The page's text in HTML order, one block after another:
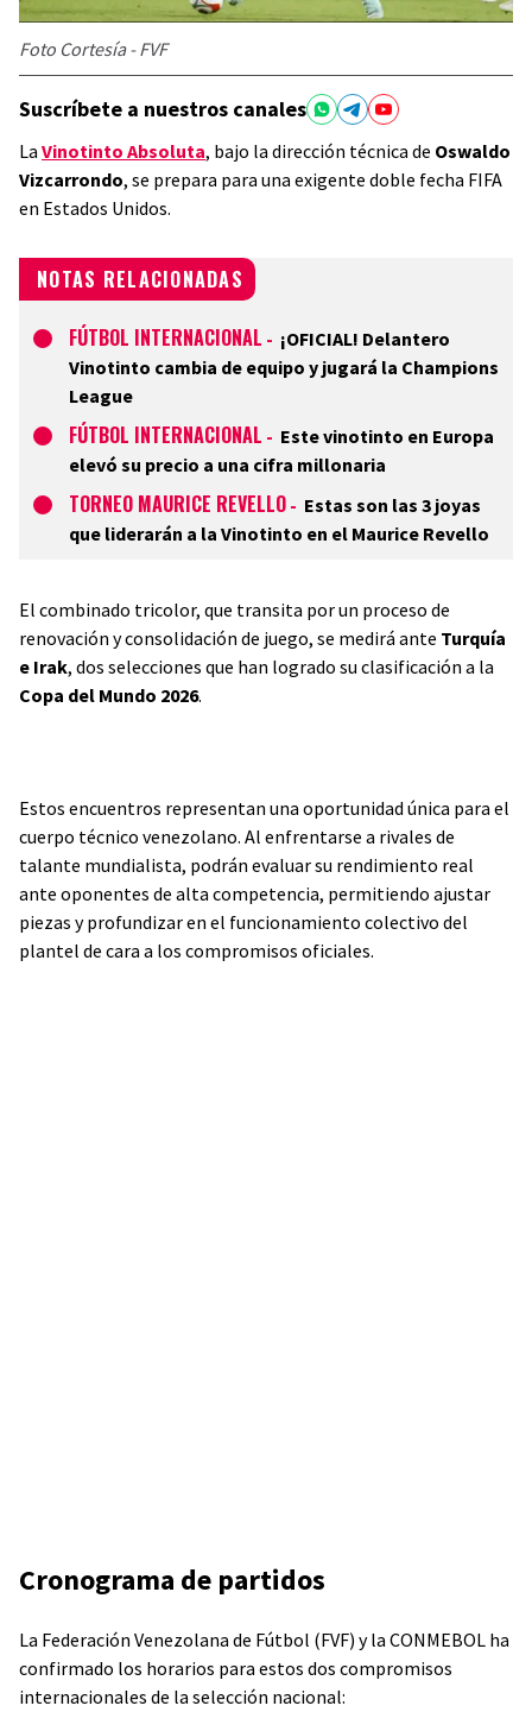
Foto Cortesía - FVF
Suscríbete a nuestros canales
La Vinotinto Absoluta, bajo la dirección técnica de Oswaldo
Vizcarrondo, se prepara para una exigente doble fecha FIFA
en Estados Unidos.
NOTAS RELACIONADAS
FÚTBOL INTERNACIONAL - ¡OFICIAL! Delantero
Vinotinto cambia de equipo y jugará la Champions
League
FÚTBOL INTERNACIONAL - Este vinotinto en Europa
elevó su precio a una cifra millonaria
TORNEO MAURICE REVELLO - Estas son las 3 joyas
que liderarán a la Vinotinto en el Maurice Revello
El combinado tricolor, que transita por un proceso de
renovación y consolidación de juego, se medirá ante Turquía
e Irak, dos selecciones que han logrado su clasificación a la
Copa del Mundo 2026.
Estos encuentros representan una oportunidad única para el
cuerpo técnico venezolano. Al enfrentarse a rivales de
talante mundialista, podrán evaluar su rendimiento real
ante oponentes de alta competencia, permitiendo ajustar
piezas y profundizar en el funcionamiento colectivo del
plantel de cara a los compromisos oficiales.
Cronograma de partidos
La Federación Venezolana de Fútbol (FVF) y la CONMEBOL ha
confirmado los horarios para estos dos compromisos
internacionales de la selección nacional: